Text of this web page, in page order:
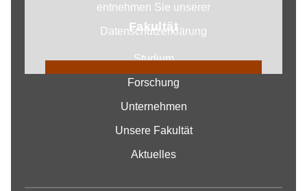
entnehmen Sie unserer
Datenschutzerklärung
COOKIE EINSTELLUNGEN
Fakultät
Studium
Forschung
Unternehmen
Unsere Fakultät
Aktuelles